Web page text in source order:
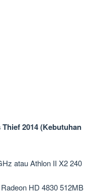
Thief 2014 (Kebutuhan
atau Athlon II X2 240
HD 4830 512MB